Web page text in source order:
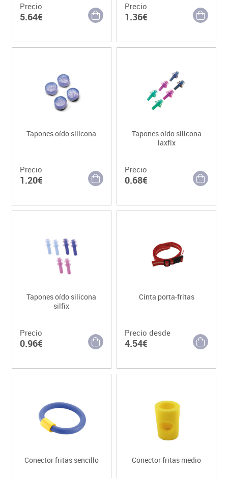
Precio
5.64€
Precio
1.36€
Tapones oído silicona
Precio
1.20€
Tapones oído silicona
laxfix
Precio
0.68€
Tapones oído silicona
silfix
Precio
0.96€
Cinta porta-fritas
Precio desde
4.54€
Conector fritas sencillo Conector fritas medio